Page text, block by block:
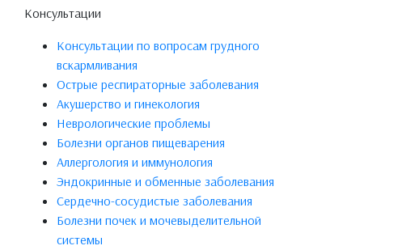
Консультации
Консультации по вопросам грудного
вскармливания
Острые респираторные заболевания
Акушерство и гинекология
Неврологические проблемы
Болезни органов пищеварения
Аллергология и иммунология
Эндокринные и обменные заболевания
Сердечно-сосудистые заболевания
Болезни почек и мочевыделительной
системы